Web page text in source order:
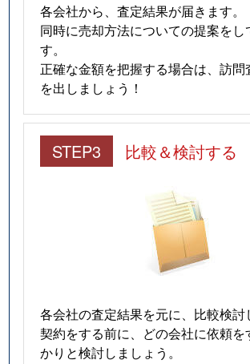
各会社から、査定結果が届きます。
同時に売却方法についての提案をし
す。
正確な金額を把握する場合は、訪問
を出しましょう！
STEP3 比較＆検討する
各会社の査定結果を元に、比較検討
契約をする前に、どの会社に依頼を
かりと検討しましょう。